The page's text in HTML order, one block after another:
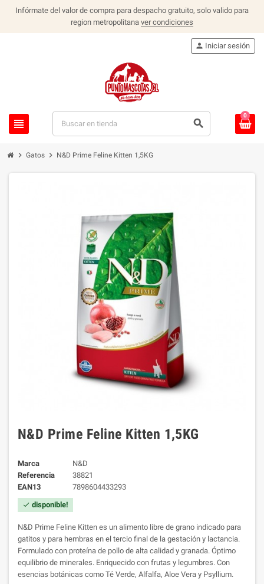
Infórmate del valor de compra para despacho gratuito, solo valido para
region metropolitana ver condiciones
view_headline search
person Iniciar sesión
0
chevron_right Gatos chevron_right N&D Prime Feline Kitten 1,5KG
N&D Prime Feline Kitten 1,5KG
Marca
N&D
Referencia
38821
EAN13
7898604433293
check disponible!
N&D Prime Feline Kitten es un alimento libre de grano indicado para
gatitos y para hembras en el tercio final de la gestación y lactancia.
Formulado con proteína de pollo de alta calidad y granada. Óptimo
equilibrio de minerales. Enriquecido con frutas y legumbres. Con
esencias botánicas como Té Verde, Alfalfa, Aloe Vera y Psyllium.